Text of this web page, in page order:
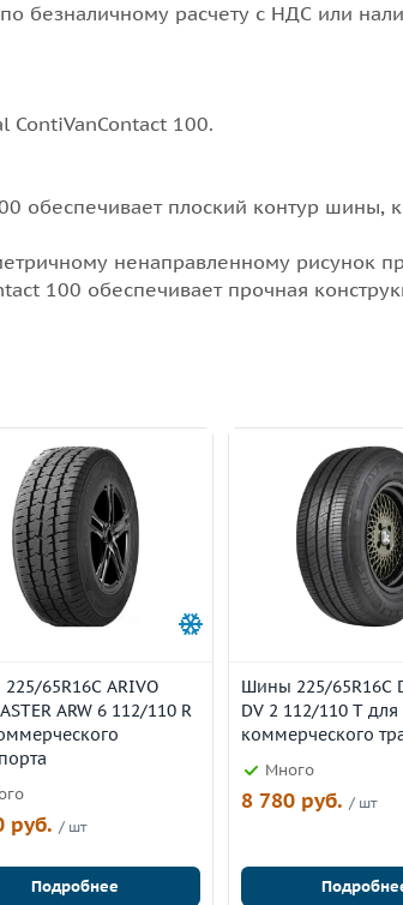
безналичному расчету с НДС или
ContiVanContact 100.
обеспечивает плоский контур шины,
ненаправленному рисунок
100 обеспечивает прочная
65R16C ARIVO
ARW 6 112/110 R
руб. / шт
Подробнее
Шины 225/65R16C
DV 2 112/110 T для
коммерческого
Много
8 780 руб. / шт